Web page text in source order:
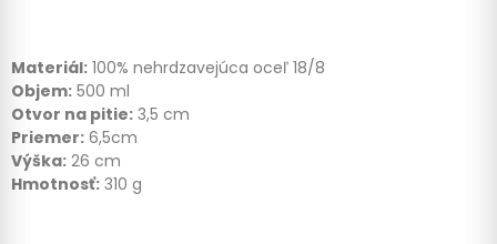
Materiál: 100% nehrdzavejúca oceľ 18/8
Objem: 500 ml
Otvor na pitie: 3,5 cm
Priemer: 6,5cm
Výška: 26 cm
Hmotnosť: 310 g